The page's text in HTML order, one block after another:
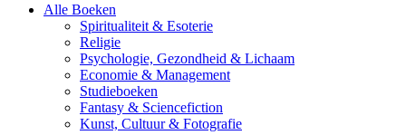
Alle Boeken
Spiritualiteit & Esoterie
Religie
Psychologie, Gezondheid & Lichaam
Economie & Management
Studieboeken
Fantasy & Sciencefiction
Kunst, Cultuur & Fotografie